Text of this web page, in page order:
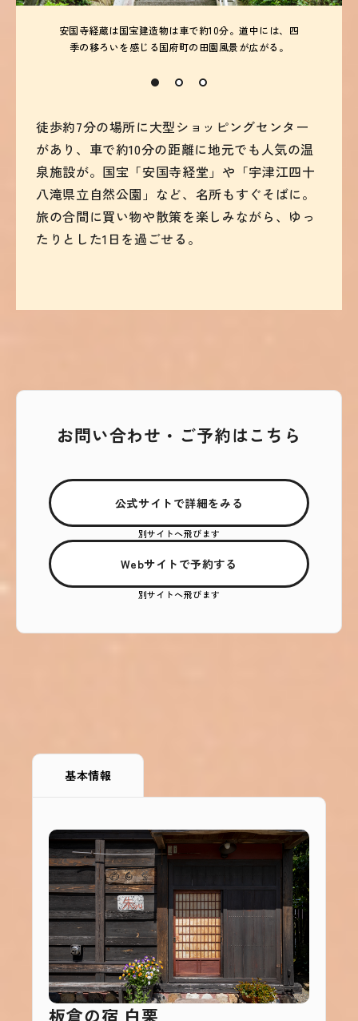
安国寺経蔵は国宝建造物は車で約10分。道中には、四
季の移ろいを感じる国府町の田園風景が広がる。
徒歩約7分の場所に大型ショッピングセンター
があり、車で約10分の距離に地元でも人気の温
泉施設が。国宝「安国寺経堂」や「宇津江四十
八滝県立自然公園」など、名所もすぐそばに。
旅の合間に買い物や散策を楽しみながら、ゆっ
たりとした1日を過ごせる。
お問い合わせ・ご予約はこちら
公式サイトで詳細をみる
別サイトへ飛びます
Webサイトで予約する
別サイトへ飛びます
基本情報
板倉の宿 白栗